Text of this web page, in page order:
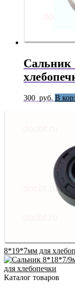
Сальник
300 руб. В
8*19*7мм для
для хлебопечки
Каталог товаров